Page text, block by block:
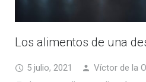
Los alimentos de una
5 julio, 2021 Víctor de la